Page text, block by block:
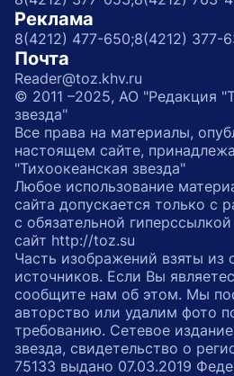
Реклама
8(4212) 477-650;8(4212) 377-
Почта
Reader@toz.khv.ru
© 2011 –2025, АО "Редакция
звезда"
Все права на материалы,
настоящем сайте,
"Тихоокеанская звезда"
Любое использование
сайта допускается только с
с обязательной
сайт http://toz.su
Часть изображений взяты из
источников. Если Вы
сообщите нам об этом. Мы
авторство или удалим фото
требованию. Сетевое
звезда, свидетельство о
75133 выдано 07.03.2019